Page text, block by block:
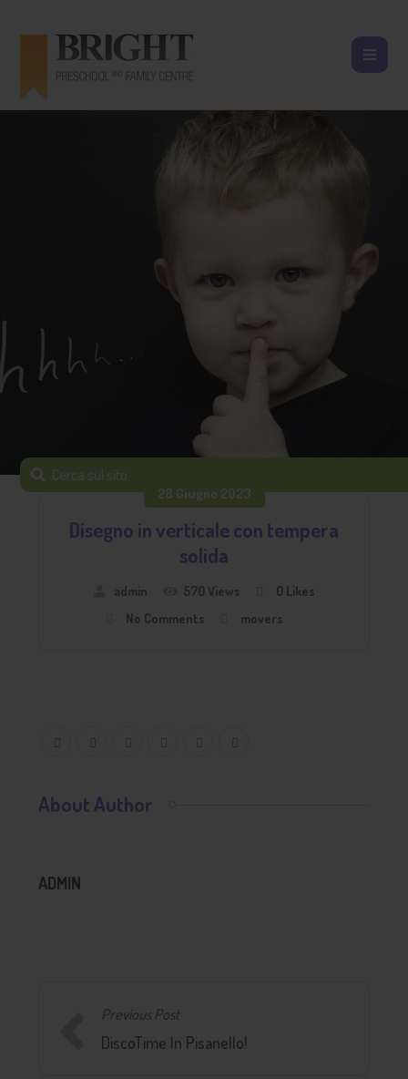
28 Giugno 2023
Disegno in verticale con tempera
solida
admin 570 Views 0 Likes
No Comments
movers
About Author
ADMIN
Previous Post
DiscoTime In Pisanello!